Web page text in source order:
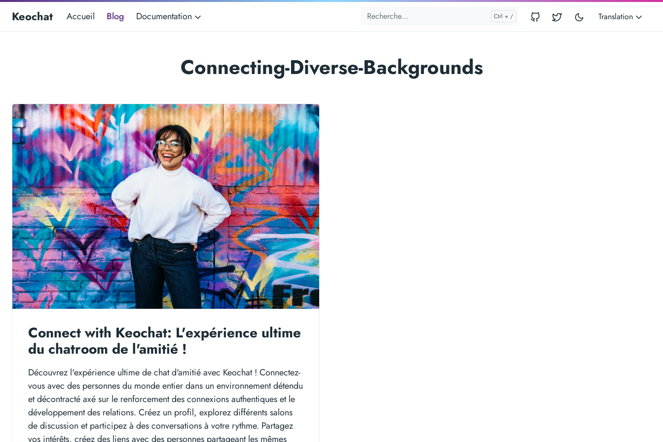
Keochat Accueil Blog Documentation Translation
Connecting-Diverse-Backgrounds
Connect with Keochat: L'expérience ultime
du chatroom de l'amitié !
Découvrez l'expérience ultime de chat d'amitié avec Keochat ! Connectez-
vous avec des personnes du monde entier dans un environnement détendu
et décontracté axé sur le renforcement des connexions authentiques et le
développement des relations. Créez un profil, explorez différents salons
de discussion et participez à des conversations à votre rythme. Partagez
vos intérêts, créez des liens avec des personnes partageant les mêmes